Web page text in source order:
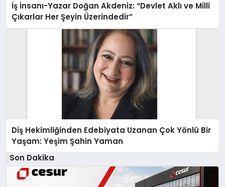
İş İnsanı-Yazar Doğan Akdeniz: “Devlet Aklı ve Milli
Çıkarlar Her Şeyin Üzerindedir”
Diş Hekimliğinden Edebiyata Uzanan Çok Yönlü Bir
Yaşam: Yeşim Şahin Yaman
Son Dakika